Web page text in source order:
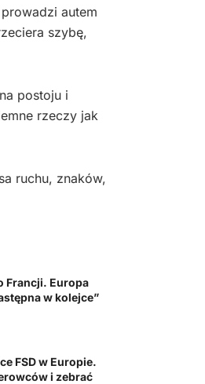
autem
szybę,
postoju i
rzeczy jak
ruchu, znaków,
Francji. Europa
w kolejce”
FSD w Europie.
i zebrać